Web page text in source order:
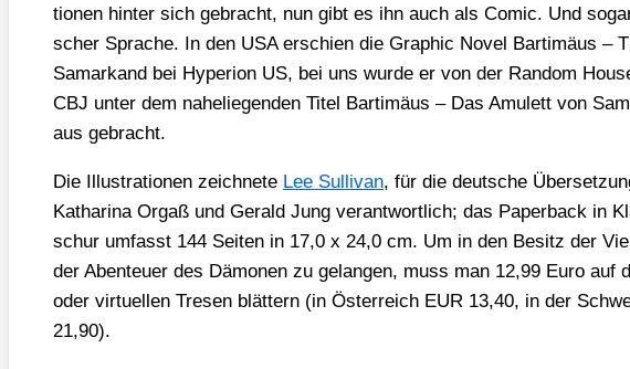
tio­nen hin­ter sich gebracht, nun gibt es ihn auch als Comic. Und
scher Spra­che. In den USA erschien die Gra­phic Novel Bar­ti­mä­us –
Samar­kand bei Hype­ri­on US, bei uns wur­de er von der Ran­dom
CBJ unter dem nahe­lie­gen­den Titel Bar­ti­mä­us – Das Amu­lett von
aus gebracht.
Die Illus­tra­tio­nen zeich­ne­te Lee Sul­li­van, für die deut­sche
Katha­ri­na Orgaß und Gerald Jung ver­ant­wort­lich; das Paper­back in
schur umfasst 144 Sei­ten in 17,0 x 24,0 cm. Um in den Besitz der
der Aben­teu­er des Dämo­nen zu gelan­gen, muss man 12,99 Euro auf
oder vir­tu­el­len Tre­sen blät­tern (in Öster­reich EUR 13,40, in der
21,90).